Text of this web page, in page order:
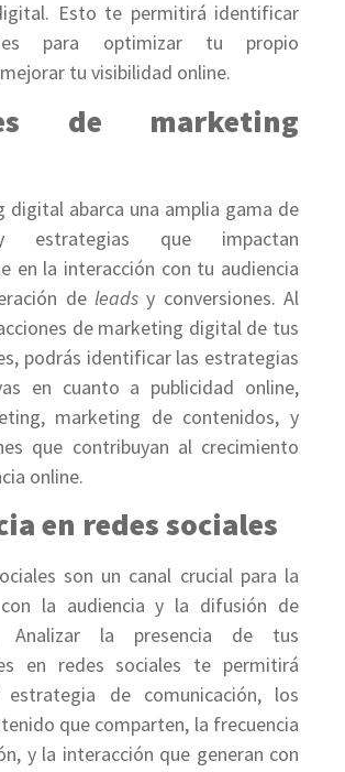
Esto te permitirá identificar
para optimizar tu propio
tu visibilidad online.
de marketing
digital abarca una amplia gama de
estrategias que impactan
en la interacción con tu audiencia
de leadsy conversiones. Al
de marketing digital de tus
podrás identificar las estrategias
en cuanto a publicidad online,
marketing de contenidos, y
que contribuyan al crecimiento
online.
en redes sociales
son un canal crucial para la
la audiencia y la difusión de
Analizar la presencia de tus
en redes sociales te permitirá
estrategia de comunicación, los
que comparten, la frecuencia
y la interacción que generan con